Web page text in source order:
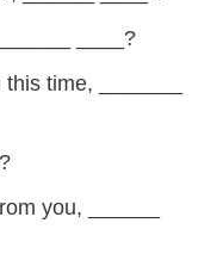
____?
time, _______
you, ______